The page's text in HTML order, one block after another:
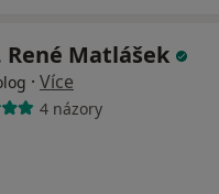
René Matlášek
· Více
4 názory